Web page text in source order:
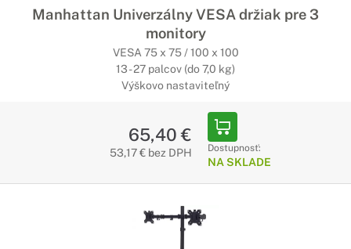
Manhattan Univerzálny VESA držiak pre 3
monitory
VESA 75 x 75 / 100 x 100
13 - 27 palcov (do 7,0 kg)
Výškovo nastaviteľný
65,40 €
53,17 € bez DPH Dostupnosť:
NA SKLADE